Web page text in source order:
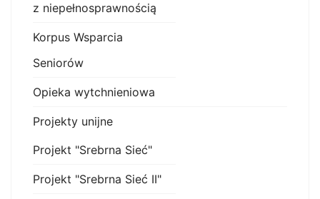
z niepełnosprawnością
Korpus Wsparcia
Seniorów
Opieka wytchnieniowa
Projekty unijne
Projekt "Srebrna Sieć"
Projekt "Srebrna Sieć II"